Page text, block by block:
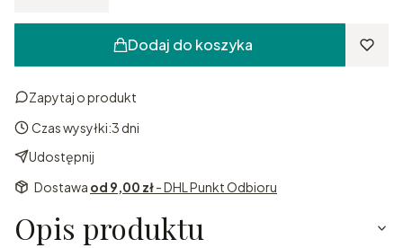
Dodaj do koszyka
Zapytaj o produkt
Czas wysyłki:3 dni
Udostępnij
Dostawa od 9,00 zł- DHL Punkt Odbioru
Opis produktu